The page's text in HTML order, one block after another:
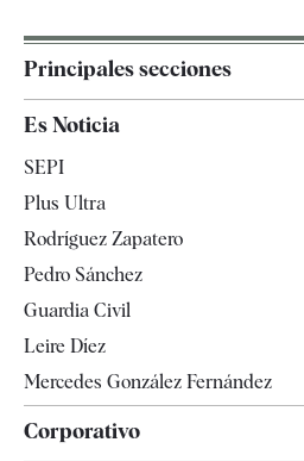
Principales secciones
España
Televisión
Es Noticia
SEPI
Plus Ultra
Rodríguez Zapatero
Pedro Sánchez
Guardia Civil
Leire Díez
Mercedes González Fernández
Corporativo